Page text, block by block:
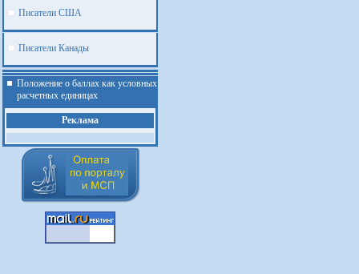
Писатели США
Писатели Канады
Положение о баллах как условных
расчетных единицах
Реклама